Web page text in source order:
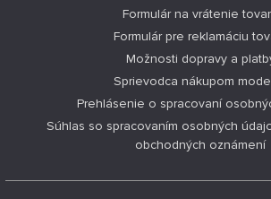
Formulár na vrátenie
Formulár pre reklamáciu
Možnosti dopravy a
Sprievodca nákupom
Prehlásenie o spracovaní
Súhlas so spracovaním osobných
obchodných oznámení